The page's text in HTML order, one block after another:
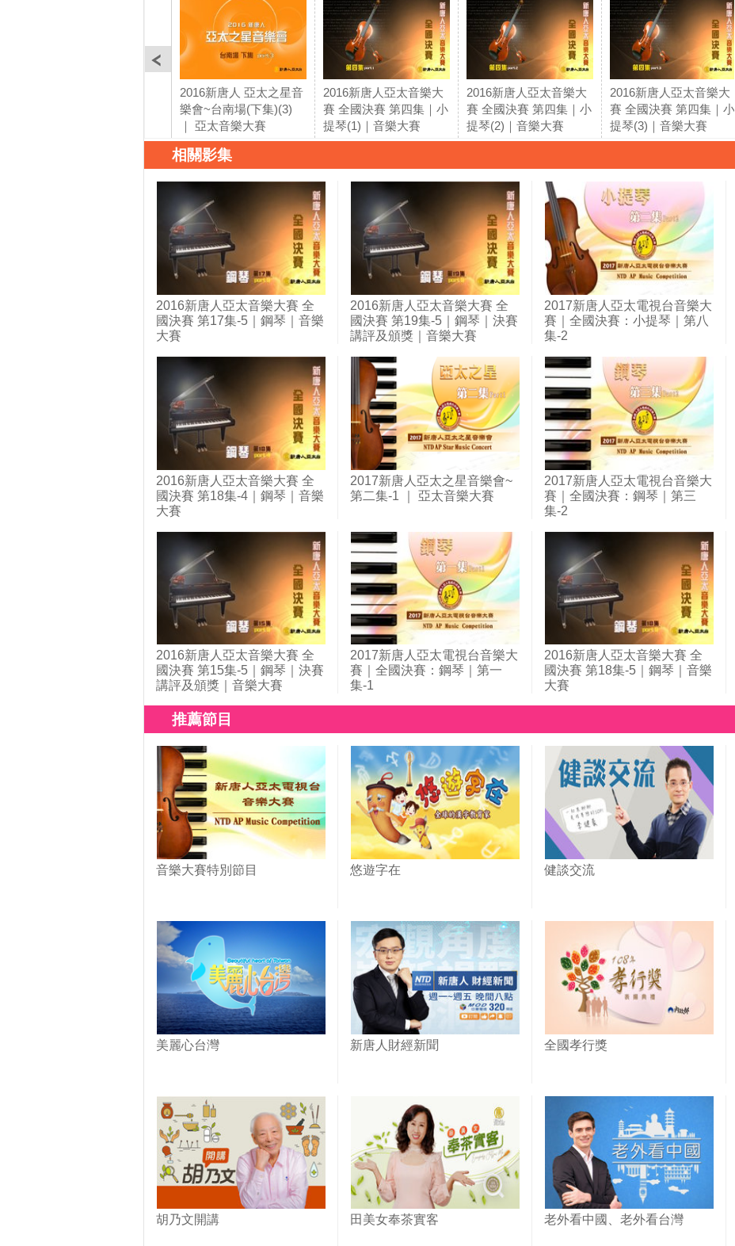
2016新唐人 亞太之星音
樂會~台南場(下集)(3)
｜ 亞太音樂大賽
2016新唐人亞太音樂大
賽 全國決賽 第四集｜小
提琴(1)｜音樂大賽
2016新唐人亞太音樂大
賽 全國決賽 第四集｜小
提琴(2)｜音樂大賽
2016新唐人亞太音樂大
賽 全國決賽 第四集｜小
提琴(3)｜音樂大賽
相關影集
2016新唐人亞太音樂大賽 全
國決賽 第17集-5｜鋼琴｜音樂
大賽
2016新唐人亞太音樂大賽 全
國決賽 第19集-5｜鋼琴｜決賽
講評及頒獎｜音樂大賽
2017新唐人亞太電視台音樂大
賽｜全國決賽：小提琴｜第八
集-2
2016新唐人亞太音樂大賽 全
國決賽 第18集-4｜鋼琴｜音樂
大賽
2017新唐人亞太之星音樂會~
第二集-1 ｜ 亞太音樂大賽
2017新唐人亞太電視台音樂大
賽｜全國決賽：鋼琴｜第三
集-2
2016新唐人亞太音樂大賽 全
國決賽 第15集-5｜鋼琴｜決賽
講評及頒獎｜音樂大賽
2017新唐人亞太電視台音樂大
賽｜全國決賽：鋼琴｜第一
集-1
2016新唐人亞太音樂大賽 全
國決賽 第18集-5｜鋼琴｜音樂
大賽
推薦節目
音樂大賽特別節目 悠遊字在 健談交流
美麗心台灣 新唐人財經新聞 全國孝行獎
胡乃文開講 田美女奉茶實客 老外看中國、老外看台灣